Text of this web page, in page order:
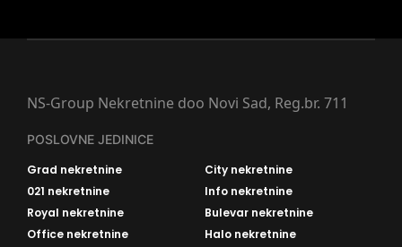
NS-Group Nekretnine doo Novi Sad, Reg.br. 711
POSLOVNE JEDINICE
Grad nekretnine
City nekretnine
021 nekretnine
Info nekretnine
Royal nekretnine
Bulevar nekretnine
Office nekretnine
Halo nekretnine